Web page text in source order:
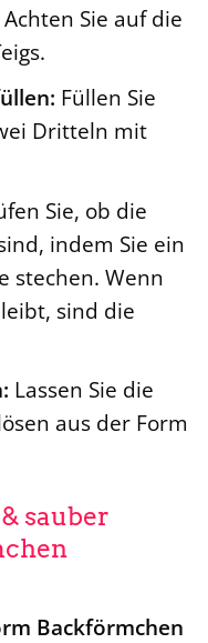
Achten Sie auf die
Füllen Sie
Dritteln mit
Sie, ob die
indem Sie ein
stechen. Wenn
sind die
Lassen Sie die
aus der Form
sauber
Backförmchen